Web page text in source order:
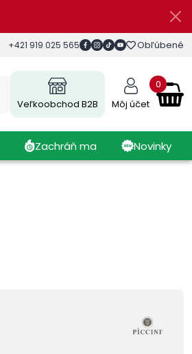
+421 919 025 565 Obľúbené
Veľkoobchod B2B Môj účet
0
Zachráň ma Novinky